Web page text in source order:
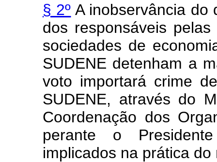
§ 2º A inobservância do
dos responsáveis
sociedades de
SUDENE detenham a
voto importará crime
SUDENE, através do
Coordenação dos
perante o
implicados na prática